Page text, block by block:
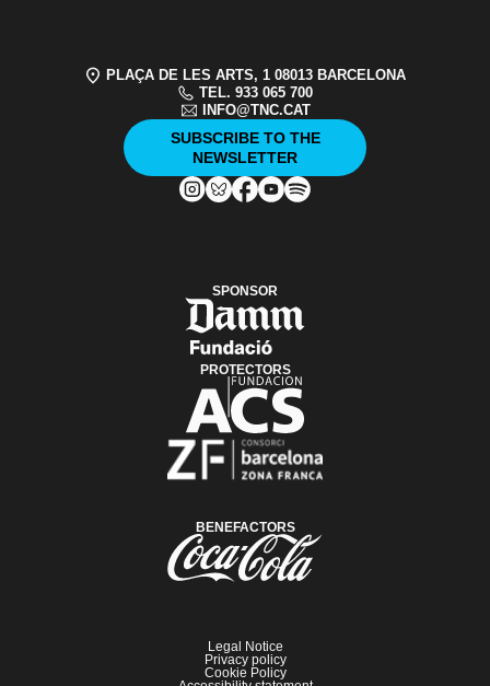
PLAÇA DE LES ARTS, 1 08013 BARCELONA
TEL. 933 065 700
INFO@TNC.CAT
SUBSCRIBE TO THE
NEWSLETTER
SPONSOR
PROTECTORS
BENEFACTORS
Legal Notice
Privacy policy
Cookie Policy